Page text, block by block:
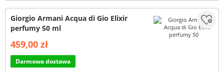
Giorgio Armani Acqua di Gio Elixir
perfumy 50 ml
459,00 zł
Darmowa dostawa